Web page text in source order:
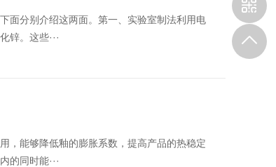
面分别介绍这两面。第一、实验室制法利用电
锌。这些···
，能够降低釉的膨胀系数，提高产品的热稳定
的同时能···